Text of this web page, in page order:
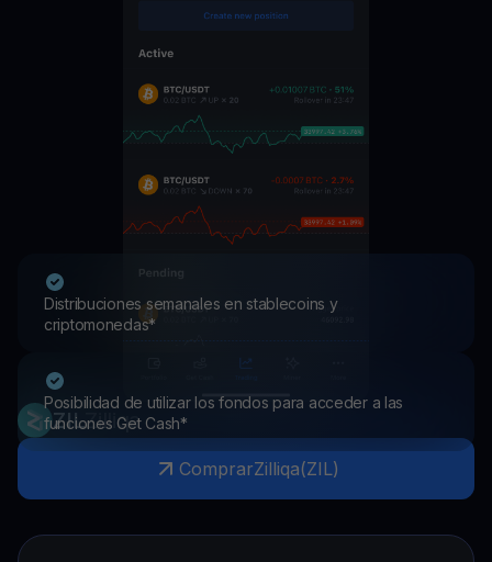
Distribuciones semanales en stablecoins y
criptomonedas*
Posibilidad de utilizar los fondos para acceder a las
funciones Get Cash*
ZILZilliqa
ComprarZilliqa(ZIL)